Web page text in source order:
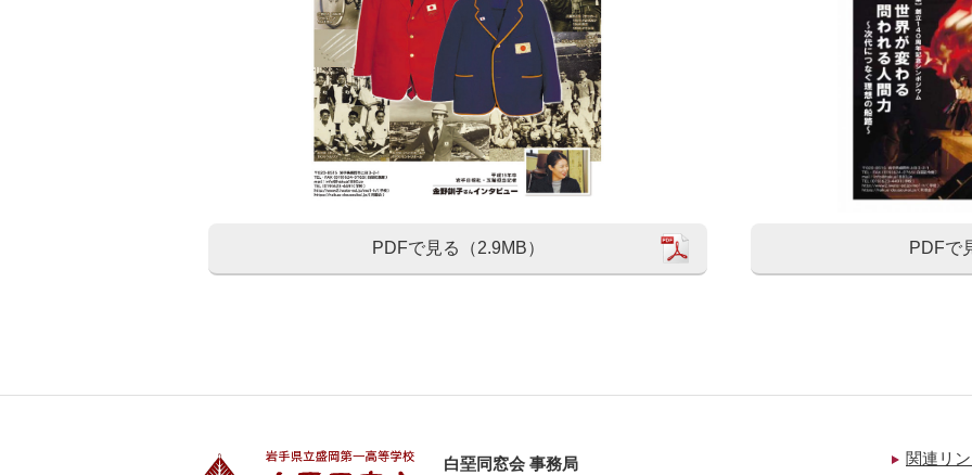
PDFで見る（2.9MB） PDFで
関連リ
白堊同窓会 事務局